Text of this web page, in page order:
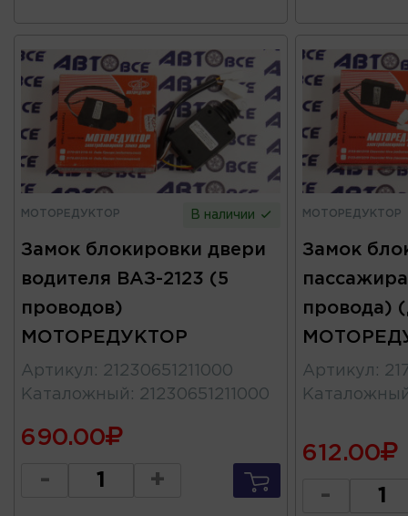
МОТОРЕДУКТОР В наличии
Замок блокировки двери
водителя ВАЗ-2123 (5
проводов)
МОТОРЕДУКТОР
Артикул : 21230651211000
Каталожный : 21230651211000
690.00
- +
МОТОРЕДУКТОР
Замок
Артикул :
612.00
-